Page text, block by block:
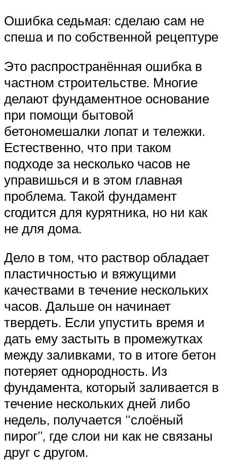
Ошибка седьмая: сделаю сам не
спеша и по собственной рецептуре
Это распространённая ошибка в
частном строительстве. Многие
делают фундаментное основание
при помощи бытовой
бетономешалки лопат и тележки.
Естественно, что при таком
подходе за несколько часов не
управишься и в этом главная
проблема. Такой фундамент
сгодится для курятника, но ни как
не для дома.
Дело в том, что раствор обладает
пластичностью и вяжущими
качествами в течение нескольких
часов. Дальше он начинает
твердеть. Если упустить время и
дать ему застыть в промежутках
между заливками, то в итоге бетон
потеряет однородность. Из
фундамента, который заливается в
течение нескольких дней либо
недель, получается “слоёный
пирог”, где слои ни как не связаны
друг с другом.